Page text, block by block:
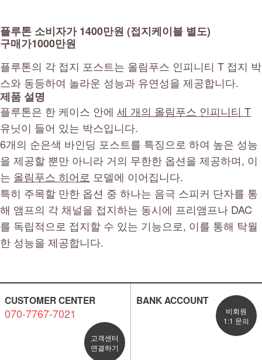
플루톤 소비자가 1400만원 (접지케이블 별도)
구매가1000만원
플루톤의 각 접지 포스트는 올림푸스 인피니티 T 접지 박
스와 동등하여 놀라운 성능과 유연성을 제공합니다.
제품 설명
플루톤은 한 케이스 안에 세 개의 올림푸스 인피니티 T
유닛이 들어 있는 박스입니다.
6개의 순은색 바인딩 포스트를 특징으로 하여 높은 성능
을 제공할 뿐만 아니라 거의 무한한 옵션을 제공하며, 이
는 올림푸스 히어로 모델에 이어집니다.
특히 주목할 만한 옵션 중 하나는 음극 스피커 단자를 통
해 앰프의 각 채널을 접지하는 동시에 프리앰프나 DAC
를 독립적으로 접지할 수 있는 기능으로, 이를 통해 탁월
한 성능을 제공합니다.
CUSTOMER CENTER
070-7767-7021
고객센터
연결하기
BANK ACCOUNT
비회원
1:1 문의